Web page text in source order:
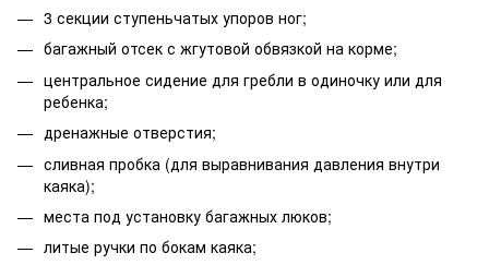
3 секции ступеньчатых упоров ног;
багажный отсек с жгутовой обвязкой на корме;
центральное сидение для гребли в одиночку или для
ребенка;
дренажные отверстия;
сливная пробка (для выравнивания давления внутри
каяка);
места под установку багажных люков;
литые ручки по бокам каяка;